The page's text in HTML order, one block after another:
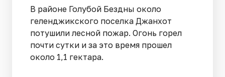
В районе Голубой Бездны около
геленджикского поселка Джанхот
потушили лесной пожар. Огонь горел
почти сутки и за это время прошел
около 1,1 гектара.